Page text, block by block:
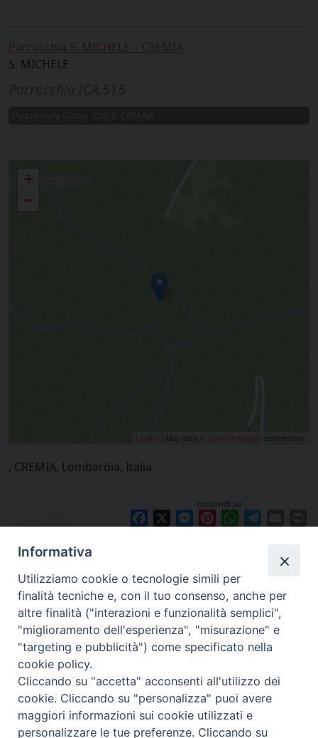
Parrocchia S. MICHELE – CREMIA
S. MICHELE
+
−
| Map data © OpenStreetMap contributors
, CREMIA, Lombardia, Italia
condividi su
Facebook Messenger
PinterestWhatsApp
Diocesi
Informativa
Utilizziamo cookie o tecnologie simili per
finalità tecniche e, con il tuo consenso, anche per
altre finalità ("interazioni e funzionalità semplici",
"miglioramento dell'esperienza", "misurazione" e
"targeting e pubblicità") come specificato nella
cookie policy.
Cliccando su "accetta" acconsenti all'utilizzo dei
cookie. Cliccando su "personalizza" puoi avere
maggiori informazioni sui cookie utilizzati e
personalizzare le tue preferenze. Cliccando su